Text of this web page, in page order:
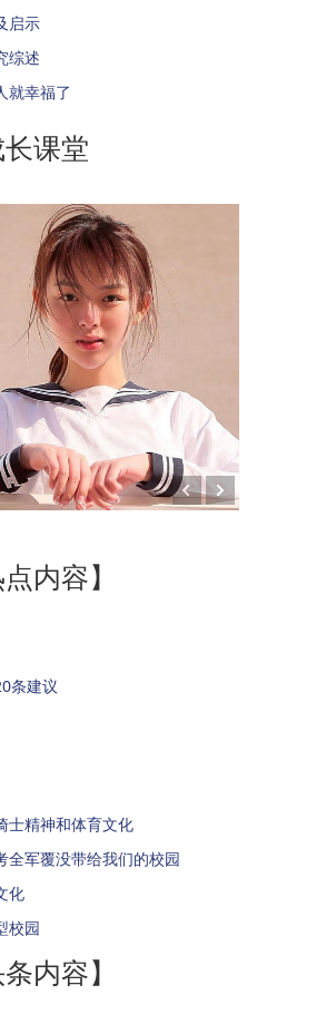
启示
综述
就幸福了
长课堂
点内容】
条建议
士精神和体育文化
全军覆没带给我们的校园
化
校园
条内容】